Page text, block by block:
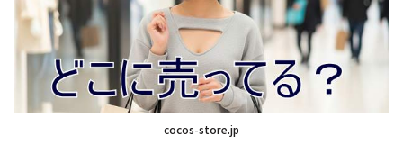
cocos-store.jp